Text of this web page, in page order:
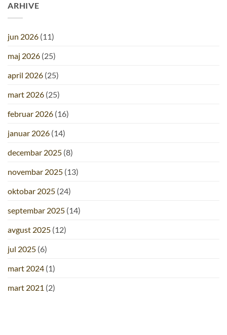
ARHIVE
jun 2026 (11)
maj 2026 (25)
april 2026 (25)
mart 2026 (25)
februar 2026 (16)
januar 2026 (14)
decembar 2025 (8)
novembar 2025 (13)
oktobar 2025 (24)
septembar 2025 (14)
avgust 2025 (12)
jul 2025 (6)
mart 2024 (1)
mart 2021 (2)